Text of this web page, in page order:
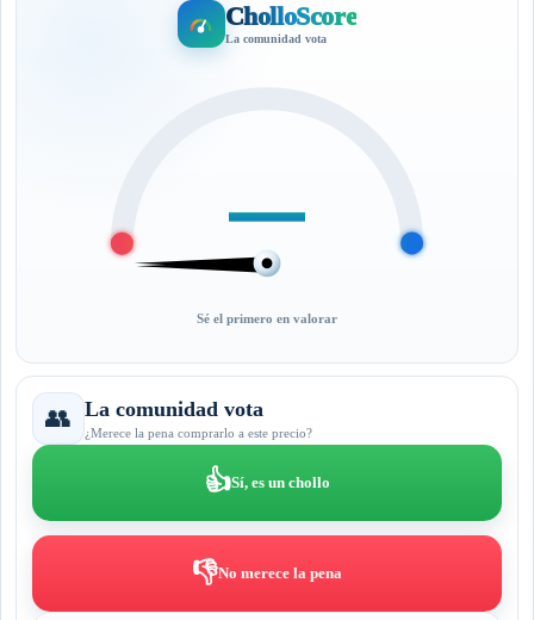
CholloScore
La comunidad vota
—
Sé el primero en valorar
👥 La comunidad vota
¿Merece la pena comprarlo a este precio?
👍Sí, es un chollo
👎No merece la pena